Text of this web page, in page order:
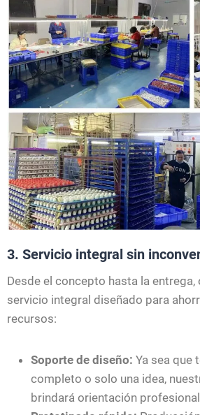
3. Servicio integral sin
Desde el concepto hasta la
servicio integral diseñado para
recursos:
Soporte de diseño: Ya sea que
completo o solo una idea,
brindará orientación